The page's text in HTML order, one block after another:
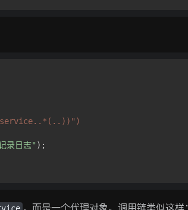
录日志" );
，而是一个代理对象。调用链类似这样：